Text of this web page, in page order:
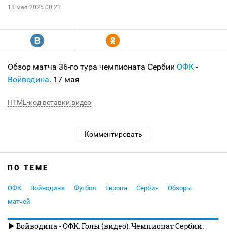
18 мая 2026 00:21
R Y
Обзор матча 36-го тура чемпионата Сербии ОФК -
Войводина. 17 мая
HTML-код вставки видео
Комментировать
ПО ТЕМЕ
ОФК Войводина Футбол Европа Сербия
Обзоры
матчей
Войводина - ОФК. Голы (видео). Чемпионат Сербии.